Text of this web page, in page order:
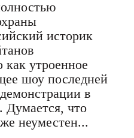
историк
как утроенное
шоу последней
в
Думается, что
неуместен...